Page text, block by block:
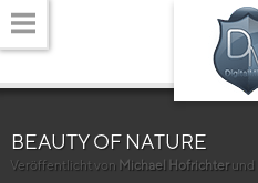
BEAUTY OF NATURE
Veröffentlicht von Michael Hofrichterund